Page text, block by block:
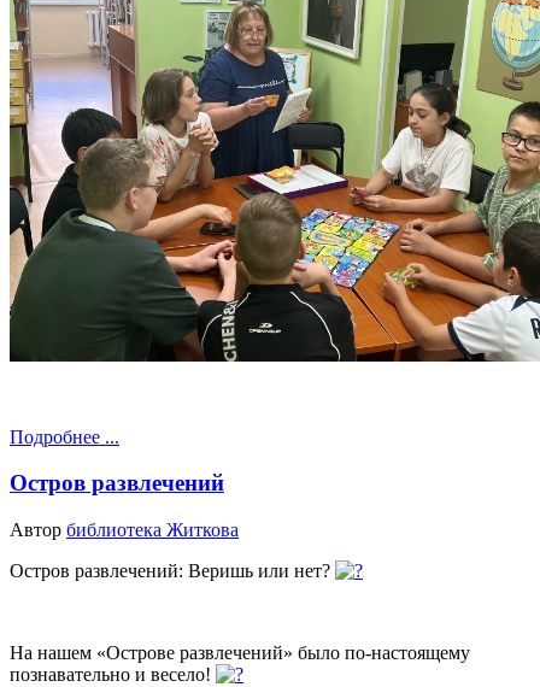
Подробнее ...
Остров развлечений
Автор библиотека Житкова
Остров развлечений: Веришь или нет?
На нашем «Острове развлечений» было по-настоящему
познавательно и весело!